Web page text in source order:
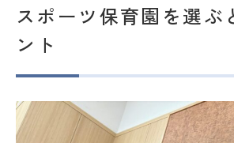
スポーツ保育園を選ぶ
ント